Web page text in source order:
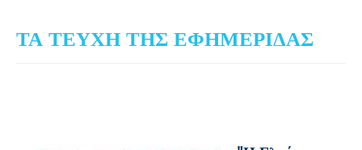
ΔΙΟΙΚΗΤΙΚΟ ΣΥΜΒΟΥΛΙΟ
ΤΑ ΤΕΥΧΗ ΤΗΣ ΕΦΗΜΕΡΙΔΑΣ